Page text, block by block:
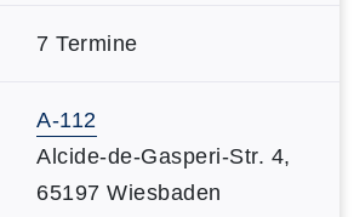
7 Termine
A-112
Alcide-de-Gasperi-Str. 4,
65197 Wiesbaden